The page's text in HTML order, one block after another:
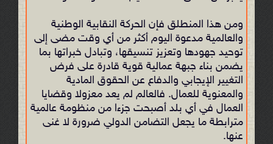
ومن هذا المنطلق فإن الحركة النقابية الوطنية
والعالمية مدعوة اليوم أكثر من أي وقت مضى إلى
توحيد جهودها وتعزيز تنسيقها، وتبادل خبراتها بما
يضمن بناء جبهة عمالية قوية قادرة على فرض
التغيير الإيجابي والدفاع عن الحقوق المادية
والمعنوية للعمال. فالعالم لم يعد معزولا وقضايا
العمال في أي بلد أصبحت جزءا من منظومة عالمية
مترابطة ما يجعل التضامن الدولي ضرورة لا غنى
عنها.